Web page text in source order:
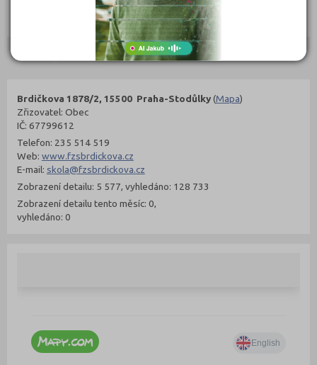
299 Kč
Objednat
Kontakty
Brdičkova 1878/2, 15500 Praha-Stodůlky(Mapa)
Zřizovatel: Obec
IČ: 67799612
Telefon: 235 514 519
Web: www.fzsbrdickova.cz
E-mail: skola@fzsbrdickova.cz
Zobrazení detailu: 5 577, vyhledáno: 128 733
Zobrazení detailu tento měsíc: 0,
vyhledáno: 0